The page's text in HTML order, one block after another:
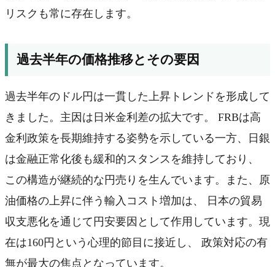
リスクも常に存在します。
過去半年の価格推移とその要因
過去半年のドル円は一貫した上昇トレンドを形成して
きました。主因は日米金利差の拡大です。 FRBは高
金利政策を長期維持する姿勢を示している一方、日銀
は金融正常化後も緩和的スタンスを維持しており、
この構造が継続的な円売りを生んでいます。また、原
油価格の上昇に伴う輸入コスト増加は、 日本の貿易
収支悪化を通じて円安要因として作用しています。現
在は160円という心理的節目に接近し、 政策対応の有
無が最大の焦点となっています。